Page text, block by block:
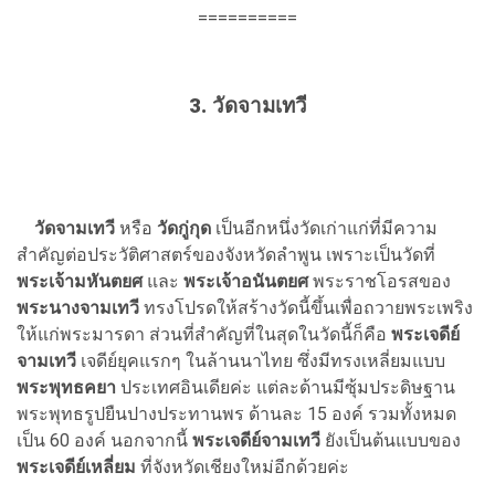
==========
3. วัดจามเทวี
วัดจามเทวี หรือ วัดกู่กุด เป็นอีกหนึ่งวัดเก่าแก่ที่มีความ
สำคัญต่อประวัติศาสตร์ของจังหวัดลำพูน เพราะเป็นวัดที่
พระเจ้ามหันตยศและ พระเจ้าอนันตยศพระราชโอรสของ
พระนางจามเทวี ทรงโปรดให้สร้างวัดนี้ขึ้นเพื่อถวายพระเพริง
ให้แก่พระมารดา ส่วนที่สำคัญที่ในสุดในวัดนี้ก็คือ พระเจดีย์
จามเทวี เจดีย์ยุคแรกๆ ในล้านนาไทย ซึ่งมีทรงเหลี่ยมแบบ
พระพุทธคยา ประเทศอินเดียค่ะ แต่ละด้านมีซุ้มประดิษฐาน
พระพุทธรูปยืนปางประทานพร ด้านละ 15 องค์ รวมทั้งหมด
เป็น 60 องค์ นอกจากนี้ พระเจดีย์จามเทวี ยังเป็นต้นแบบของ
พระเจดีย์เหลี่ยม ที่จังหวัดเชียงใหม่อีกด้วยค่ะ